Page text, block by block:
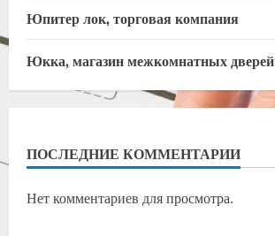
Юпитер лок, торговая компания
Юкка, магазин межкомнатных дверей
ПОСЛЕДНИЕ КОММЕНТАРИИ
Нет комментариев для просмотра.